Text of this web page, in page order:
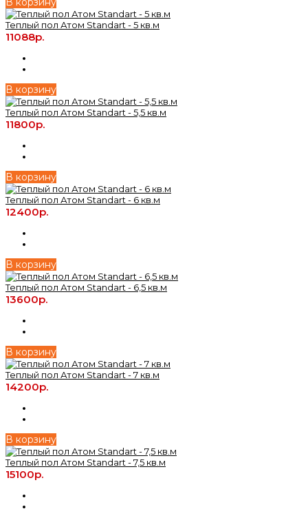
Теплый пол Атом Standart - 5 кв.м
11088р.
В корзину
Теплый пол Атом Standart - 5,5 кв.м
11800р.
В корзину
Теплый пол Атом Standart - 6 кв.м
12400р.
В корзину
Теплый пол Атом Standart - 6,5 кв.м
13600р.
В корзину
Теплый пол Атом Standart - 7 кв.м
14200р.
В корзину
Теплый пол Атом Standart - 7,5 кв.м
15100р.